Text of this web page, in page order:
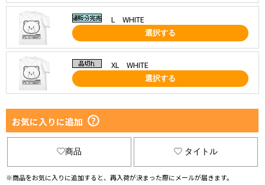
L WHITE
選択する
XL WHITE
選択する
お気に入りに追加
商品 タイトル
※商品をお気に入りに追加すると、再入荷が決まった際にメールが届きます。